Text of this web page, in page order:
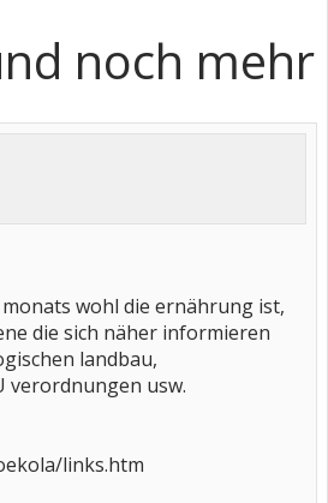
noch mehr
wohl die ernährung ist,
die sich näher informieren
landbau,
verordnungen usw.
links.htm